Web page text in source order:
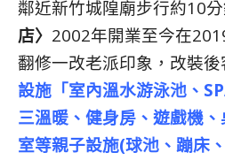
鄰近新竹城隍廟步行約10分
店〉 2002年開業至今在
翻修一改老派印象，改裝後
設施「室內溫水游泳池、
三溫暖、健身房、遊戲機
室等親子設施(球池、蹦床